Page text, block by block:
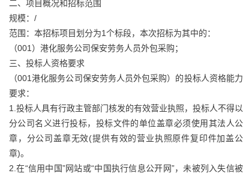
二、项目概况和招标范围
规模：/
范围：本招标项目划分为1个标段，本次招标为其中的：
（001）港化服务公司保安劳务人员外包采购；
三、投标人资格要求
（001港化服务公司保安劳务人员外包采购）的投标人资格能力
要求：
1.投标人具有行政主管部门核发的有效营业执照，投标人不得以
分公司名义进行投标，投标文件的单位盖章必须使用其法人公
章，分公司盖章无效(提供有效的营业执照原件复印件加盖公
章)。
2.在“信用中国”网站或“中国执行信息公开网”，未被列入失信被